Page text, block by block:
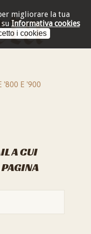
migliorare la tua
Informativa cookies
i cookies
'800 E '900
A CUI